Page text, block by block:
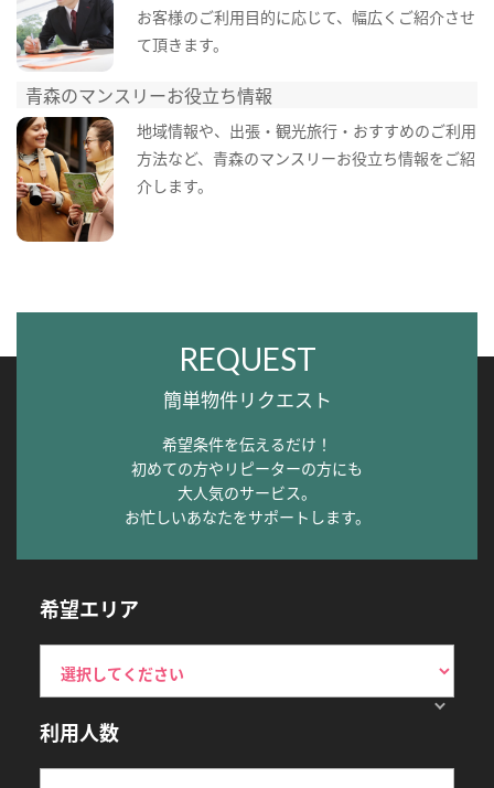
お客様のご利用目的に応じて、幅広くご紹介させ
て頂きます。
青森のマンスリーお役立ち情報
地域情報や、出張・観光旅行・おすすめのご利用
方法など、青森のマンスリーお役立ち情報をご紹
介します。
REQUEST
簡単物件リクエスト
希望条件を伝えるだけ！
初めての方やリピーターの方にも
大人気のサービス。
お忙しいあなたをサポートします。
希望エリア
利用人数